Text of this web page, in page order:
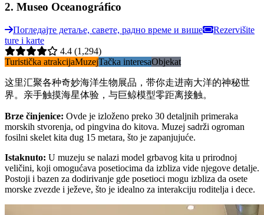
2. Museo Oceanográfico
Погледајте детаље, савете, радно време и више
Rezervišite
ture i karte
4.4 (1,294)
Turistička atrakcijaMuzejTačka interesaObjekat
这里汇聚各种奇妙海洋生物展品，带你走进南大洋的神秘世
界。亲手触摸海星体验，与巨鲸模型零距离接触。
Brze činjenice: Ovde je izloženo preko 30 detaljnih primeraka
morskih stvorenja, od pingvina do kitova. Muzej sadrži ogroman
fosilni skelet kita dug 15 metara, što je zapanjujuće.
Istaknuto: U muzeju se nalazi model grbavog kita u prirodnoj
veličini, koji omogućava posetiocima da izbliza vide njegove detalje.
Postoji i bazen za dodirivanje gde posetioci mogu izbliza da osete
morske zvezde i ježeve, što je idealno za interakciju roditelja i dece.